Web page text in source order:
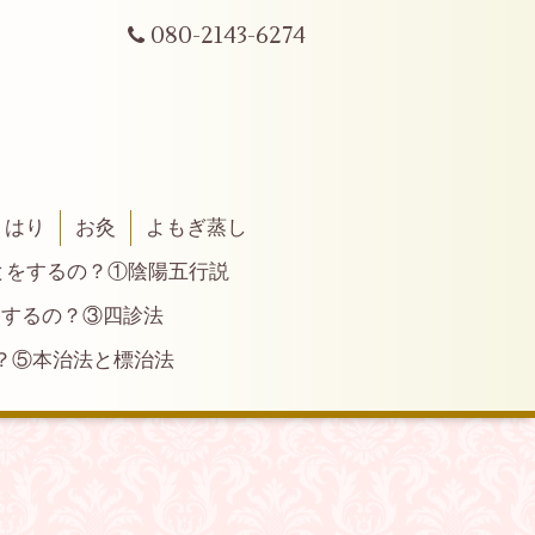
080-2143-6274
はり お灸
よもぎ蒸し
をするの？①陰陽五行説
るの？③四診法
⑤本治法と標治法